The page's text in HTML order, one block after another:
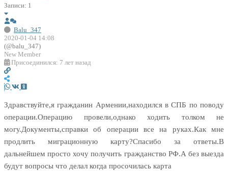
Записи: 1
Balu_347
2020-01-04 14:08
(@balu_347)
New Member
Присоединился: 7 лет назад
Здравствуйте,я гражданин Армении,находился в СПБ по поводу
операции.Операцию провели,однако ходить толком не
могу.Документы,справки об операции все на руках.Как мне
продлить миграционную карту?Спасибо за ответы.В
дальнейшем просто хочу получить гражданство РФ.А без выезда
будут вопросы что делал когда просочилась карта